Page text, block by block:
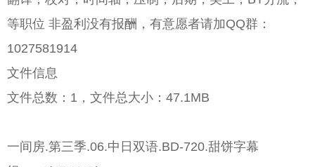
等职位 非盈利没有报酬，有意愿者请加QQ群：
1027581914
文件信息
文件总数：1，文件总大小：47.1MB
一间房.第三季.06.中日双语.BD-720.甜饼字幕